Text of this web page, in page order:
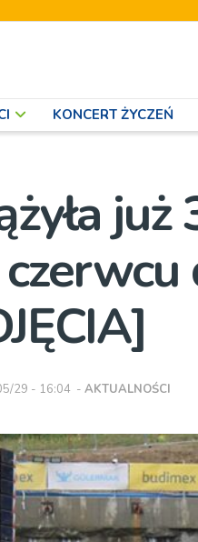
KONCERT ŻYCZEŃ
29 - 16:04 - AKTUALNOŚCI